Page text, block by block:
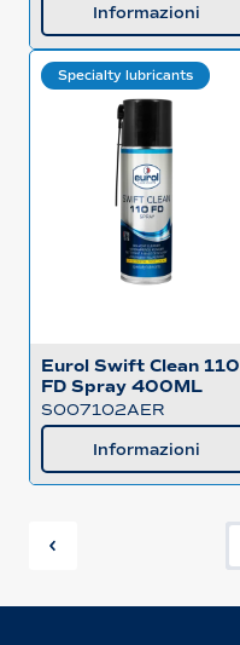
Informazioni
Specialty lubricants
Eurol Swift Clean 110
FD Spray 400ML
S007102AER
Informazioni